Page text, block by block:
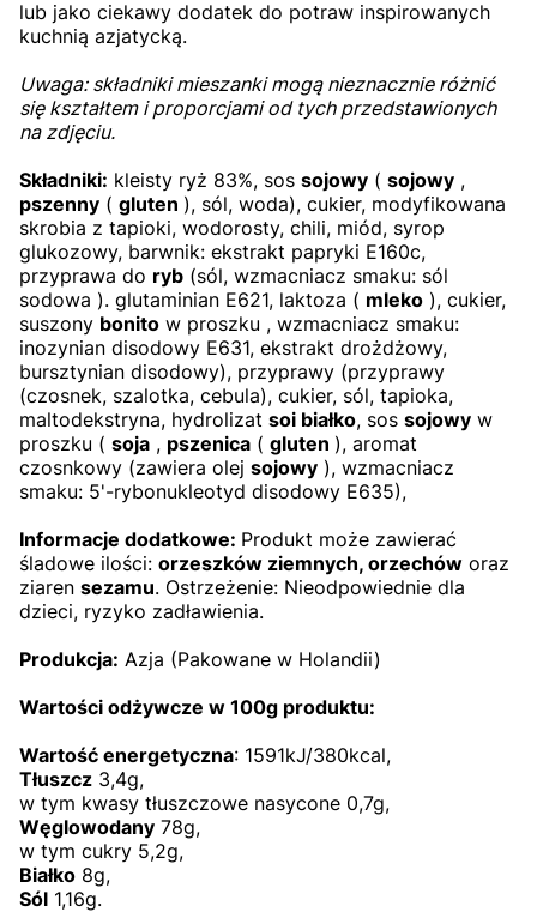
lub jako ciekawy dodatek do potraw inspirowanych
kuchnią azjatycką.
Uwaga: składniki mieszanki mogą nieznacznie różnić
się kształtem i proporcjami od tych przedstawionych
na zdjęciu.
Składniki: kleisty ryż 83%, sos sojowy ( sojowy ,
pszenny ( gluten ), sól, woda), cukier, modyfikowana
skrobia z tapioki, wodorosty, chili, miód, syrop
glukozowy, barwnik: ekstrakt papryki E160c,
przyprawa do ryb (sól, wzmacniacz smaku: sól
sodowa ). glutaminian E621, laktoza ( mleko ), cukier,
suszony bonito w proszku , wzmacniacz smaku:
inozynian disodowy E631, ekstrakt drożdżowy,
bursztynian disodowy), przyprawy (przyprawy
(czosnek, szalotka, cebula), cukier, sól, tapioka,
maltodekstryna, hydrolizat soi białko, sos sojowy w
proszku ( soja , pszenica ( gluten ), aromat
czosnkowy (zawiera olej sojowy ), wzmacniacz
smaku: 5'-rybonukleotyd disodowy E635),
Informacje dodatkowe: Produkt może zawierać
śladowe ilości: orzeszków ziemnych, orzechów oraz
ziaren sezamu. Ostrzeżenie: Nieodpowiednie dla
dzieci, ryzyko zadławienia.
Produkcja: Azja (Pakowane w Holandii)
Wartości odżywcze w 100g produktu:
Wartość energetyczna: 1591kJ/380kcal,
Tłuszcz 3,4g,
w tym kwasy tłuszczowe nasycone 0,7g,
Węglowodany 78g,
w tym cukry 5,2g,
Białko 8g,
Sól 1,16g.